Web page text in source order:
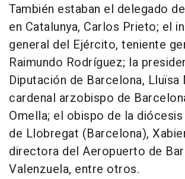
También estaban el delegado
en Catalunya, Carlos Prieto; el
general del Ejército, teniente
Raimundo Rodríguez; la
Diputación de Barcelona,
cardenal arzobispo de
Omella; el obispo de la
de Llobregat (Barcelona),
directora del Aeropuerto de
Valenzuela, entre otros.